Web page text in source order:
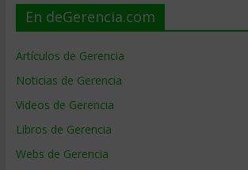
En deGerencia.com
Artículos de Gerencia
Noticias de Gerencia
Videos de Gerencia
Libros de Gerencia
Webs de Gerencia